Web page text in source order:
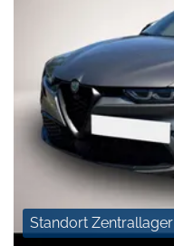
Standort Zentrallager